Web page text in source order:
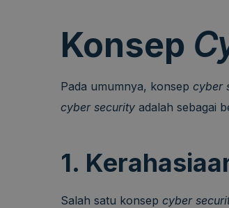
Konsep
Pada umumnya, konsep cyber
cyber security adalah sebagai
1.
Salah satu konsep cyber